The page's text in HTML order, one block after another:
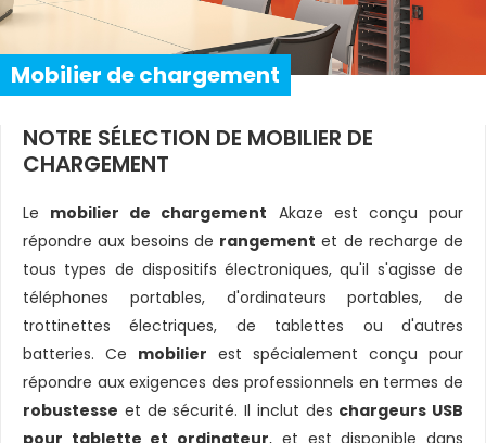
Mobilier de chargement
NOTRE SÉLECTION DE MOBILIER DE
CHARGEMENT
Le mobilier de chargement Akaze est conçu pour
répondre aux besoins de rangement et de recharge de
tous types de dispositifs électroniques, qu'il s'agisse de
téléphones portables, d'ordinateurs portables, de
trottinettes électriques, de tablettes ou d'autres
batteries. Ce mobilier est spécialement conçu pour
répondre aux exigences des professionnels en termes de
robustesse et de sécurité. Il inclut des chargeurs USB
pour tablette et ordinateur, et est disponible dans